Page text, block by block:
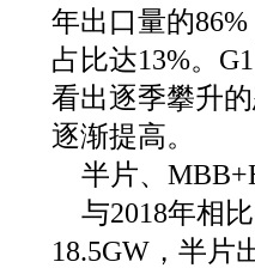
年出口量的
占比达13%。
看出逐季攀升
逐渐提高。
半片、
与2018年相
18.5GW，半片